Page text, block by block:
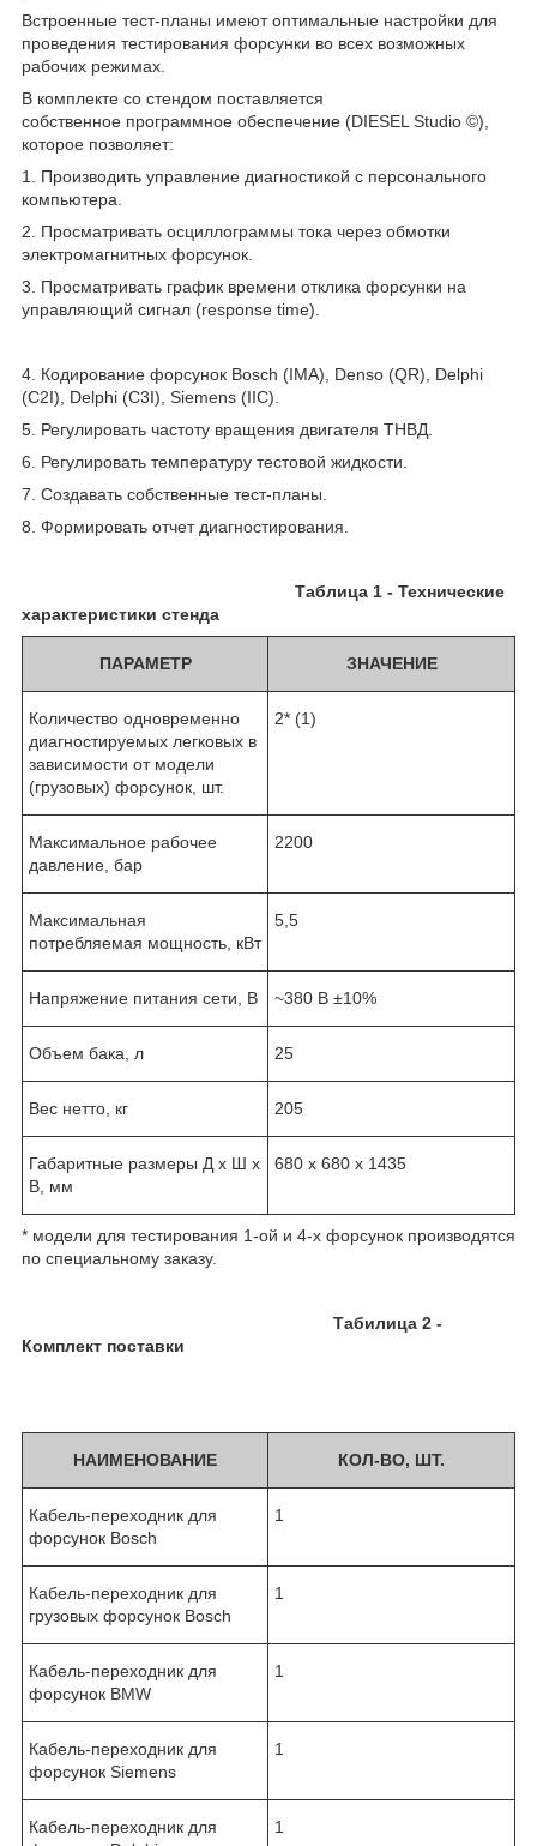
Встроенные тест-планы имеют оптимальные настройки для
проведения тестирования форсунки во всех возможных
рабочих режимах.
В комплекте со стендом поставляется
собственное программное обеспечение (DIESEL Studio ©),
которое позволяет:
1. Производить управление диагностикой с персонального
компьютера.
2. Просматривать осциллограммы тока через обмотки
электромагнитных форсунок.
3. Просматривать график времени отклика форсунки на
управляющий сигнал (response time).
4. Кодирование форсунок Bosch (IMA), Denso (QR), Delphi
(C2I), Delphi (C3I), Siemens (IIC).
5. Регулировать частоту вращения двигателя ТНВД.
6. Регулировать температуру тестовой жидкости.
7. Создавать собственные тест-планы.
8. Формировать отчет диагностирования.
Таблица 1 - Технические
характеристики стенда
ПАРАМЕТР ЗНАЧЕНИЕ
Количество одновременно
диагностируемых легковых в
зависимости от модели
(грузовых) форсунок, шт.
2* (1)
Максимальное рабочее
давление, бар
2200
Максимальная
потребляемая мощность, кВт
5,5
Напряжение питания сети, В ~380 В ±10%
Объем бака, л 25
Вес нетто, кг 205
Габаритные размеры Д х Ш х
В, мм
680 х 680 х 1435
* модели для тестирования 1-ой и 4-х форсунок производятся
по специальному заказу.
Табилица 2 -
Комплект поставки
НАИМЕНОВАНИЕ КОЛ-ВО, ШТ.
Кабель-переходник для
форсунок Bosch
1
Кабель-переходник для
грузовых форсунок Bosch
1
Кабель-переходник для
форсунок BMW
1
Кабель-переходник для
форсунок Siemens
1
Кабель-переходник для
1